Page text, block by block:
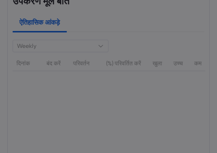
ऐतिहासिक आंकड़े
Weekly
दिनांक बंद करें परिवर्तन (%) परिवर्तित करें खुला उच्च कम